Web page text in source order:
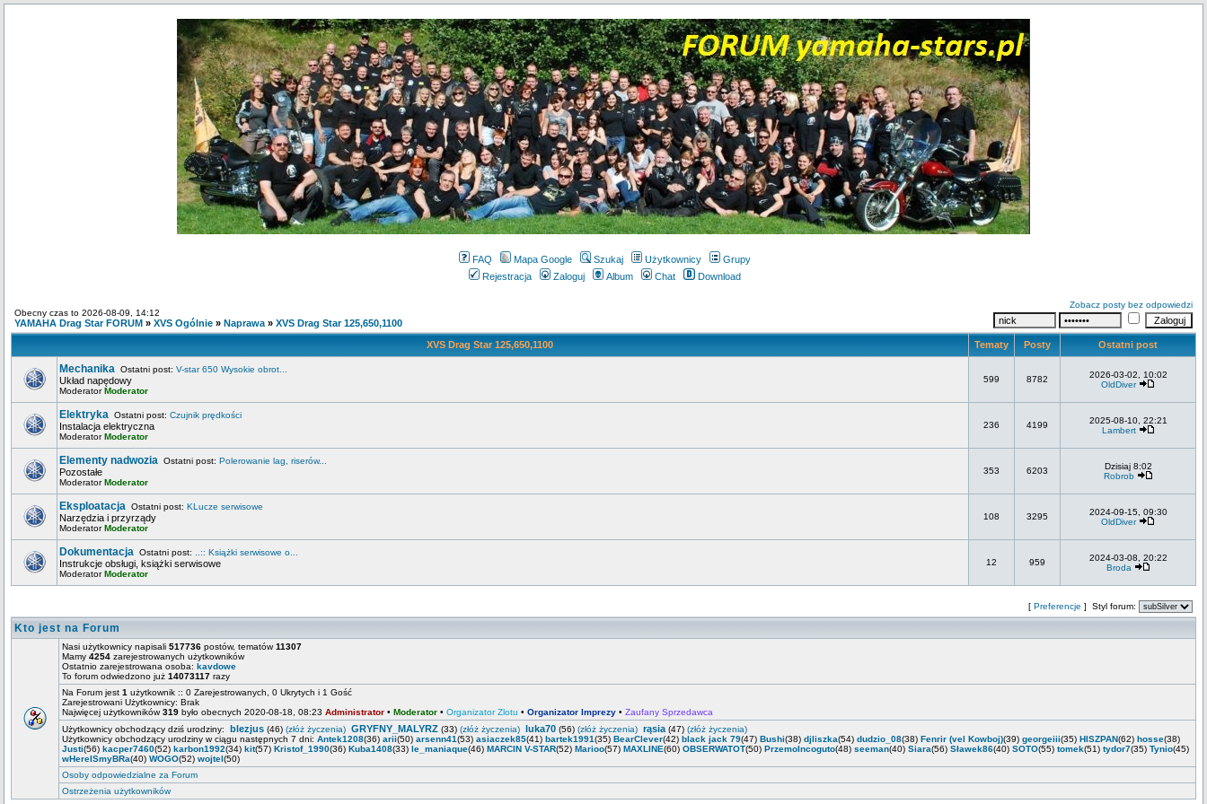
FAQ Mapa Google Szukaj Użytkownicy
Grupy
Rejestracja
Zaloguj Album Chat Download
Obecny czas to 2026-08-09, 14:12
YAMAHA Drag Star FORUM » XVS Ogólnie » Naprawa » XVS Drag Star 125,650,1100
Zobacz posty bez odpowiedzi
XVS Drag Star 125,650,1100 Tematy Posty Ostatni post
Mechanika Ostatni post: V-star 650 Wysokie obrot...
Układ napędowy
ModeratorModerator
599 8782
2026-03-02, 10:02
OldDiver
Elektryka Ostatni post: Czujnik prędkości
Instalacja elektryczna
ModeratorModerator
236 4199
2025-08-10, 22:21
Lambert
Elementy nadwozia Ostatni post: Polerowanie lag, riserów...
Pozostałe
ModeratorModerator
353 6203
Dzisiaj 8:02
Robrob
Eksploatacja Ostatni post: KLucze serwisowe
Narzędzia i przyrządy
ModeratorModerator
108 3295
2024-09-15, 09:30
OldDiver
Dokumentacja Ostatni post: ..:: Książki serwisowe o...
Instrukcje obsługi, książki serwisowe
ModeratorModerator
12 959
2024-03-08, 20:22
Broda
[ Preferencje ] Styl forum:
Kto jest na Forum
Nasi użytkownicy napisali 517736 postów, tematów11307
Mamy 4254 zarejestrowanych użytkowników
Ostatnio zarejestrowana osoba: kavdowe
To forum odwiedzono już 14073117 razy
Na Forum jest 1 użytkownik :: 0 Zarejestrowanych, 0 Ukrytych i 1 Gość
Zarejestrowani Użytkownicy: Brak
Najwięcej użytkowników319 było obecnych 2020-08-18, 08:23 Administrator • Moderator • Organizator Zlotu • Organizator Imprezy • Zaufany Sprzedawca
Użytkownicy obchodzący dziś urodziny: blezjus (46) (złóż życzenia) GRYFNY_MALYRZ (33) (złóż życzenia) luka70 (56) (złóż życzenia) rąsia (47) (złóż życzenia)
Użytkownicy obchodzący urodziny w ciągu następnych 7 dni: Antek1208(36) arii(50) arsenn41(53) asiaczek85(41) bartek1991(35) BearClever(42) black jack 79(47) Bushi(38) djliszka(54) dudzio_08(38) Fenrir (vel Kowboj)(39) georgeiii(35) HISZPAN(62) hosse(38)
Justi(56) kacper7460(52) karbon1992(34) kit(57) Kristof_1990(36) Kuba1408(33) le_maniaque(46) MARCIN V-STAR(52) Marioo(57) MAXLINE(60) OBSERWATOT(50) PrzemoIncoguto(48) seeman(40) Siara(56) Sławek86(40) SOTO(55) tomek(51) tydor7(35) Tynio(45)
wHereISmyBRa(40) WOGO(52) wojtel(50)
Osoby odpowiedzialne za Forum
Ostrzeżenia użytkowników